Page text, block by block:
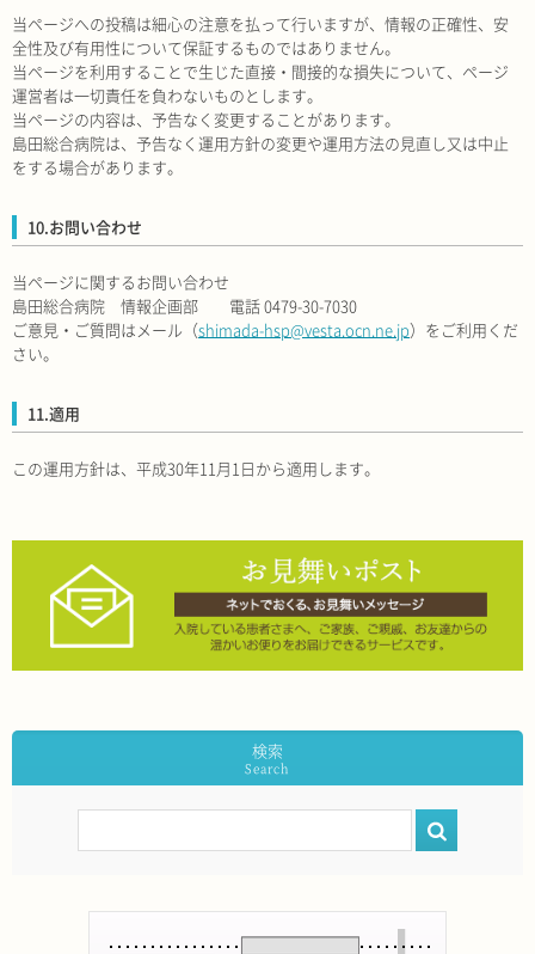
当ページへの投稿は細心の注意を払って行いますが、情報の正確性、安
全性及び有用性について保証するものではありません。
当ページを利用することで生じた直接・間接的な損失について、ページ
運営者は一切責任を負わないものとします。
当ページの内容は、予告なく変更することがあります。
島田総合病院は、予告なく運用方針の変更や運用方法の見直し又は中止
をする場合があります。
10.お問い合わせ
当ページに関するお問い合わせ
島田総合病院 情報企画部 電話 0479-30-7030
ご意見・ご質問はメール（shimada-hsp@vesta.ocn.ne.jp）をご利用くだ
さい。
11.適用
この運用方針は、平成30年11月1日から適用します。
検索